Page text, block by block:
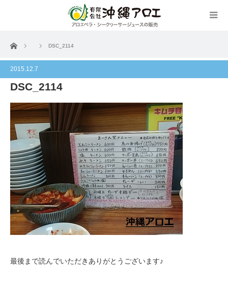
ホーム DSC_2114
2015.12.7
DSC_2114
最後まで読んでいただきありがとうございます♪